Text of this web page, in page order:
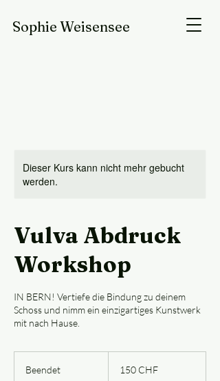
Sophie Weisensee
Dieser Kurs kann nicht mehr gebucht
werden.
Vulva Abdruck
Workshop
IN BERN! Vertiefe die Bindung zu deinem
Schoss und nimm ein einzigartiges Kunstwerk
mit nach Hause.
Beendet
Franken
150 CHF